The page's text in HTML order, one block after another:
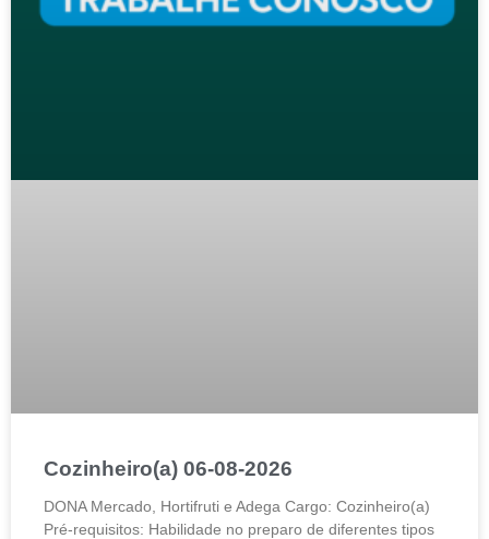
Cozinheiro(a) 06-08-2026
DONA Mercado, Hortifruti e Adega Cargo: Cozinheiro(a)
Pré-requisitos: Habilidade no preparo de diferentes tipos